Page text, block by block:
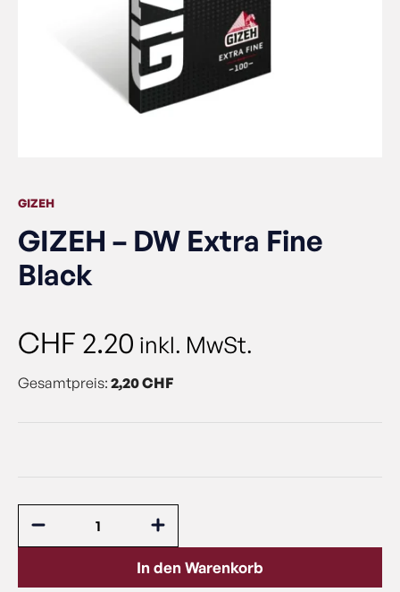
GIZEH
GIZEH – DW Extra Fine
Black
CHF 2.20 inkl. MwSt.
Gesamtpreis: 2,20 CHF
In den Warenkorb